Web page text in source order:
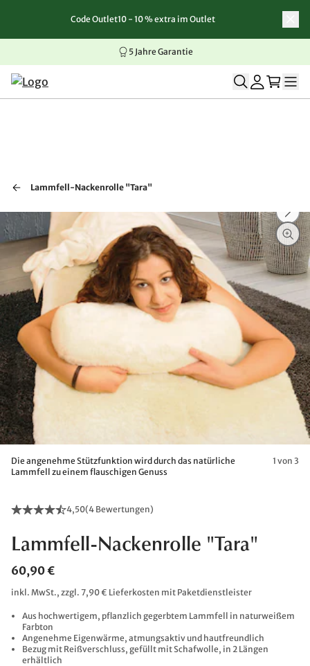
Zum Inhalt springen
Zur Navigation springen
Zum Seitenende springen
Code Outlet10 - 10 % extra im Outlet
5 Jahre Garantie
Lammfell-Nackenrolle "Tara"
Die angenehme Stützfunktion wird durch das natürliche
Lammfell zu einem flauschigen Genuss
1 von 3
4,50(4 Bewertungen)
Lammfell-Nackenrolle "Tara"
60,90 €
inkl. MwSt., zzgl. 7,90 € Lieferkosten mit Paketdienstleister
Aus hochwertigem, pflanzlich gegerbtem Lammfell in naturweißem
Farbton
Angenehme Eigenwärme, atmungsaktiv und hautfreundlich
Bezug mit Reißverschluss, gefüllt mit Schafwolle, in 2 Längen
erhältlich